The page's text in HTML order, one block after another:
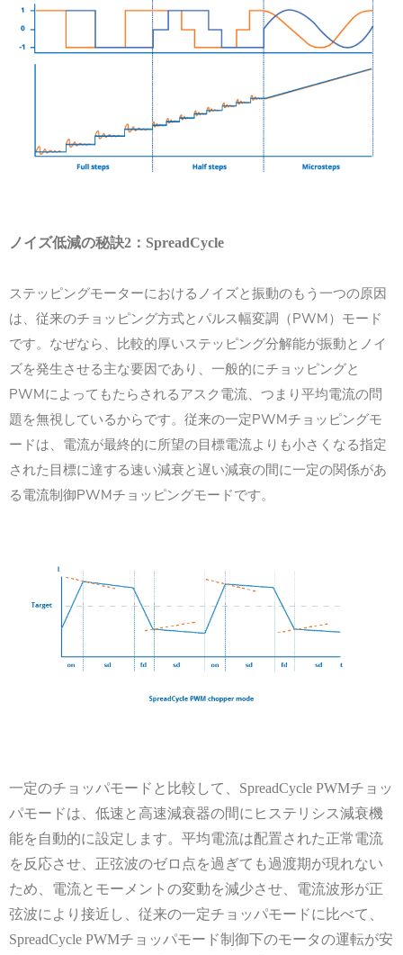
ノイズ低減の秘訣2 ： SpreadCycle
ステッピングモーターにおけるノイズと振動のもう一つの原因
は、従来のチョッピング方式とパルス幅変調（PWM）モード
です。なぜなら、比較的厚いステッピング分解能が振動とノイ
ズを発生させる主な要因であり、一般的にチョッピングと
PWMによってもたらされるアスク電流、つまり平均電流の問
題を無視しているからです。従来の一定PWMチョッピングモ
ードは、電流が最終的に所望の目標電流よりも小さくなる指定
された目標に達する速い減衰と遅い減衰の間に一定の関係があ
る電流制御PWMチョッピングモードです。
一定のチョッパモードと比較して、 SpreadCycle PWMチョッ
パモードは、低速と高速減衰器の間にヒステリシス減衰機
能を自動的に設定します。平均電流は配置された正常電流
を反応させ、正弦波のゼロ点を過ぎても過渡期が現れない
ため、電流とモーメントの変動を減少させ、電流波形が正
弦波により接近し、従来の一定チョッパモードに比べて、
SpreadCycle PWMチョッパモード制御下のモータの運転が安